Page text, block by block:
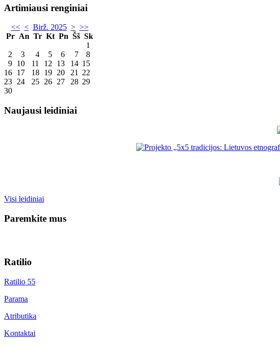
Artimiausi renginiai
<< < Birž. 2025 > >>
Pr An Tr Kt Pn Šš Sk
1
2
3 4 5 6 7
8
9 10 11 12 13 14 15
16 17 18 19 20 21 22
23 24 25 26 27 28 29
30
Naujausi leidiniai
Visi leidiniai
Paremkite mus
Ratilio
Ratilio 55
Parama
Atributika
Kontaktai